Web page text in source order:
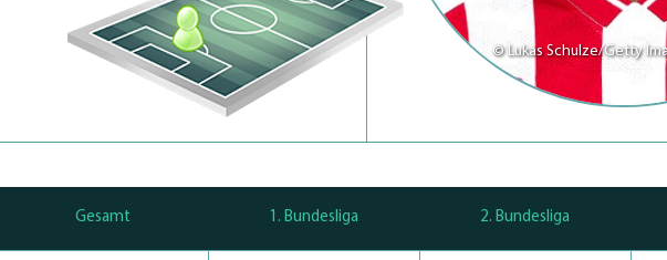
© Lukas Schulze/Getty
Gesamt 1. Bundesliga 2. Bundesliga